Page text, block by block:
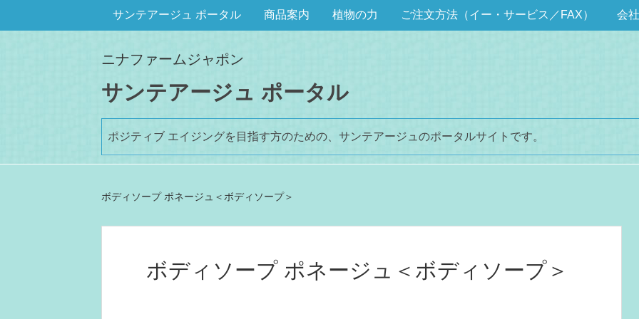
サンテアージュ ポータル 商品案内 植物の力 ご注文方法（イー・サービス／FAX） 会
ニナファームジャポン
サンテアージュ ポータル
ポジティブ エイジングを目指す方のための、サンテアージュのポータルサイトです。
ボディソープ ポネージュ＜ボディソープ＞
ボディソープ ポネージュ＜ボディソープ＞